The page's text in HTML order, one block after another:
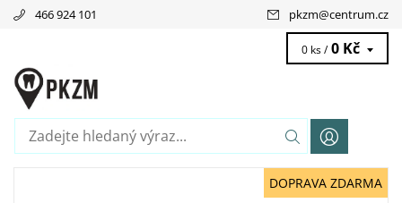
466 924 101 pkzm@centrum.cz
0 ks / 0 Kč
DOPRAVA ZDARMA